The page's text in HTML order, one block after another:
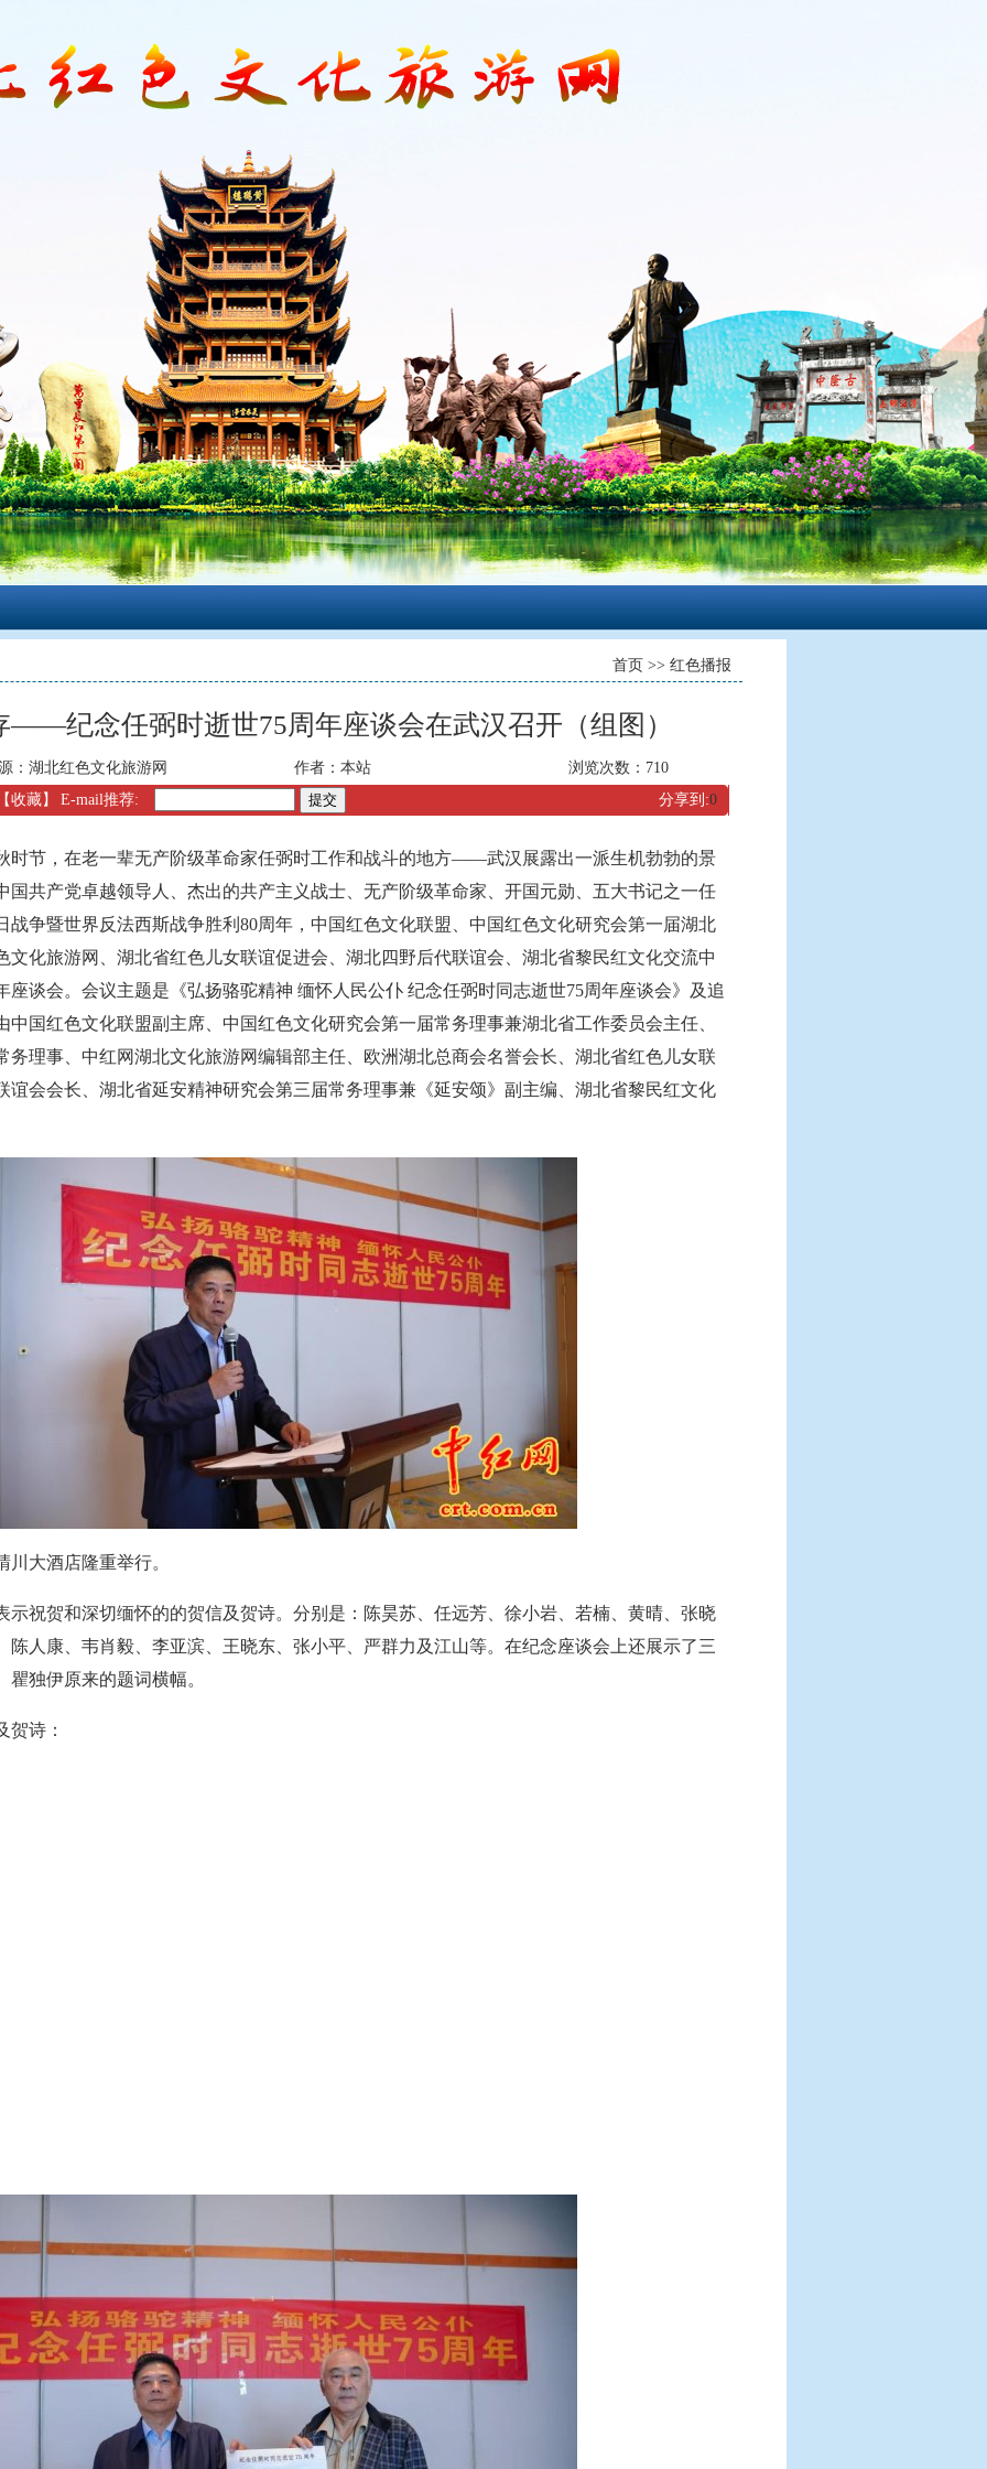
首页 >> 红色播报
——纪念任弼时逝世75周年座谈会在武汉召开（组图）
： 湖北红色文化旅游网 作者： 本站 浏览次数： 710
收藏】
E-mail推荐: 分享到:0
节，在老一辈无产阶级革命家任弼时工作和战斗的地方——武汉展露出一派生机勃勃的景
国共产党卓越领导人、杰出的共产主义战士、无产阶级革命家、开国元勋、五大书记之一任
战争暨世界反法西斯战争胜利80周年，中国红色文化联盟、中国红色文化研究会第一届湖北
文化旅游网、湖北省红色儿女联谊促进会、湖北四野后代联谊会、湖北省黎民红文化交流中
座谈会。会议主题是《弘扬骆驼精神 缅怀人民公仆 纪念任弼时同志逝世75周年座谈会》及追
国红色文化联盟副主席、中国红色文化研究会第一届常务理事兼湖北省工作委员会主任、
务理事、中红网湖北文化旅游网编辑部主任、欧洲湖北总商会名誉会长、湖北省红色儿女联
谊会会长、湖北省延安精神研究会第三届常务理事兼《延安颂》副主编、湖北省黎民红文化
大酒店隆重举行。
祝贺和深切缅怀的的贺信及贺诗。分别是：陈昊苏、任远芳、徐小岩、若楠、黄晴、张晓
陈人康、韦肖毅、李亚滨、王晓东、张小平、严群力及江山等。在纪念座谈会上还展示了三
独伊原来的题词横幅。
诗：